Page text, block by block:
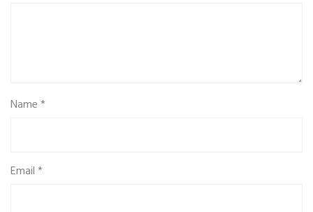
Name*
Email*